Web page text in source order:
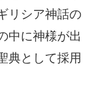
リシア神話の
中に神様が出
典として採用